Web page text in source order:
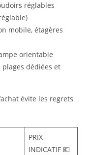
réglables
mobile, étagères
orientable
plages dédiées et
évite les regrets
PRIX
INDICATIF 💶